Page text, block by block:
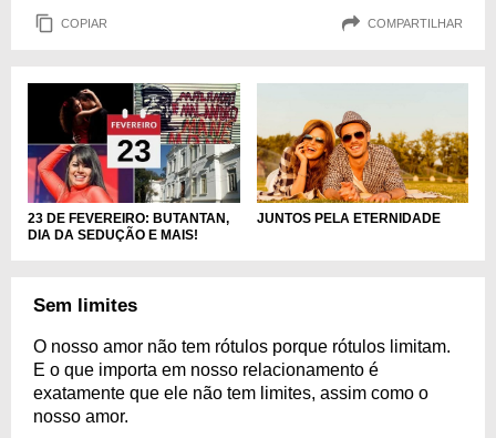
COPIAR COMPARTILHAR
23 DE FEVEREIRO: BUTANTAN,
DIA DA SEDUÇÃO E MAIS!
JUNTOS PELA ETERNIDADE
Sem limites
O nosso amor não tem rótulos porque rótulos limitam.
E o que importa em nosso relacionamento é
exatamente que ele não tem limites, assim como o
nosso amor.